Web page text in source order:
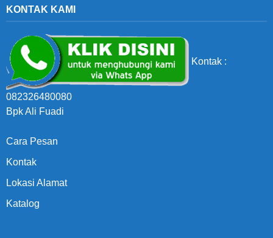
KONTAK KAMI
Kontak :
082326480080
Bpk Ali Fuadi
Cara Pesan
Kontak
Lokasi Alamat
Katalog